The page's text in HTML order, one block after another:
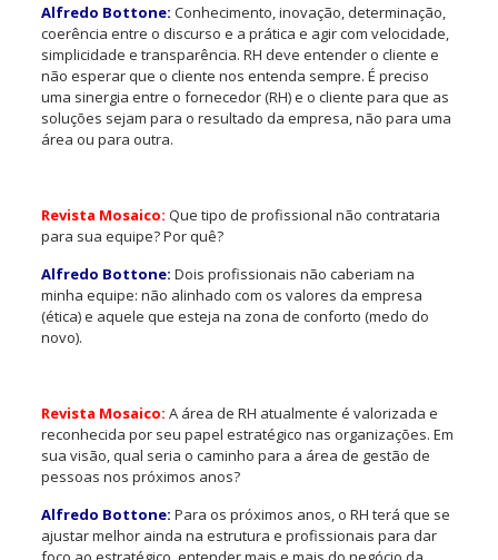
Alfredo Bottone: Conhecimento, inovação, determinação,
coerência entre o discurso e a prática e agir com velocidade,
simplicidade e transparência. RH deve entender o cliente e
não esperar que o cliente nos entenda sempre. É preciso
uma sinergia entre o fornecedor (RH) e o cliente para que as
soluções sejam para o resultado da empresa, não para uma
área ou para outra.
Revista Mosaico: Que tipo de profissional não contrataria
para sua equipe? Por quê?
Alfredo Bottone: Dois profissionais não caberiam na
minha equipe: não alinhado com os valores da empresa
(ética) e aquele que esteja na zona de conforto (medo do
novo).
Revista Mosaico: A área de RH atualmente é valorizada e
reconhecida por seu papel estratégico nas organizações. Em
sua visão, qual seria o caminho para a área de gestão de
pessoas nos próximos anos?
Alfredo Bottone: Para os próximos anos, o RH terá que se
ajustar melhor ainda na estrutura e profissionais para dar